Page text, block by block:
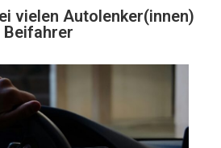
vielen Autolenker(innen)